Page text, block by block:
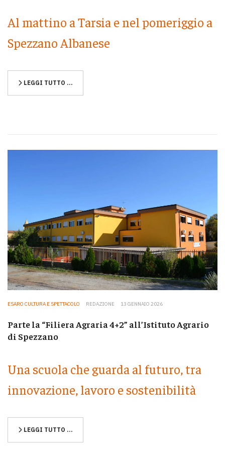
Al mattino a Tarsia e nel pomeriggio a
Spezzano Albanese
LEGGI TUTTO …
ESARO CULTURA E SPETTACOLO REDAZIONE 13 GENNAIO 2026
Parte la “Filiera Agraria 4+2” all’Istituto Agrario
di Spezzano
Una scuola che guarda al futuro, tra
innovazione, lavoro e sostenibilità
LEGGI TUTTO …